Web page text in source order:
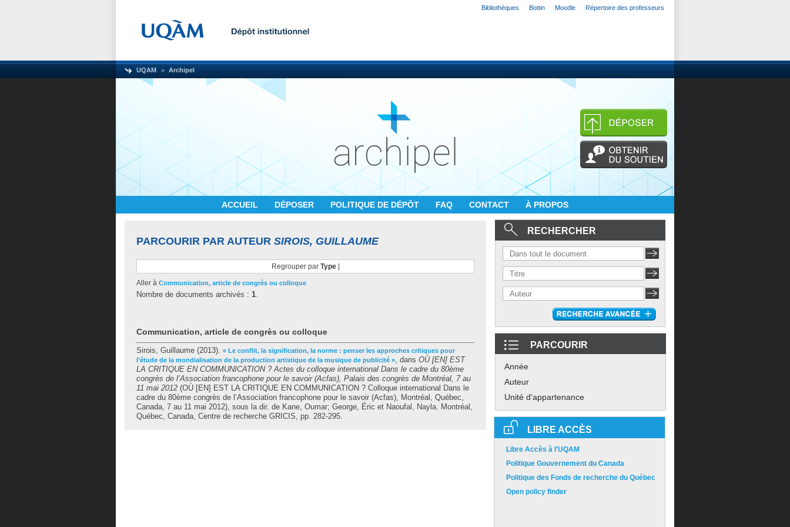
Bibliothèques Bottin Moodle Répertoire des professeurs
UQAM Archipel
ACCUEIL DÉPOSER POLITIQUE DE DÉPÔT FAQ CONTACT À PROPOS
PARCOURIR PAR AUTEUR SIROIS, GUILLAUME
Regrouper par Type|
Aller à Communication, article de congrès ou colloque
Nombre de documents archivés : 1.
Communication, article de congrès ou colloque
Sirois, Guillaume (2013). « Le conflit, la signification, la norme : penser les approches critiques pour
l’étude de la mondialisation de la production artistique de la musique de publicité », dans OÙ [EN] EST
LA CRITIQUE EN COMMUNICATION ? Actes du colloque international Dans le cadre du 80ème
congrès de l’Association francophone pour le savoir (Acfas), Palais des congrès de Montréal, 7 au
11 mai 2012 (OÙ [EN] EST LA CRITIQUE EN COMMUNICATION ? Colloque international Dans le
cadre du 80ème congrès de l’Association francophone pour le savoir (Acfas), Montréal, Québec,
Canada, 7 au 11 mai 2012), sous la dir. de Kane, Oumar; George, Éric et Naoufal, Nayla. Montréal,
Québec, Canada, Centre de recherche GRICIS, pp. 282-295.
RECHERCHER
PARCOURIR
Année
Auteur
Unité d'appartenance
LIBRE ACCÈS
Libre Accès à l'UQAM
Politique Gouvernement du Canada
Politique des Fonds de recherche du Québec
Open policy finder